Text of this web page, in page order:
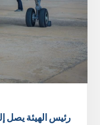
رئيس الهيئة يصل